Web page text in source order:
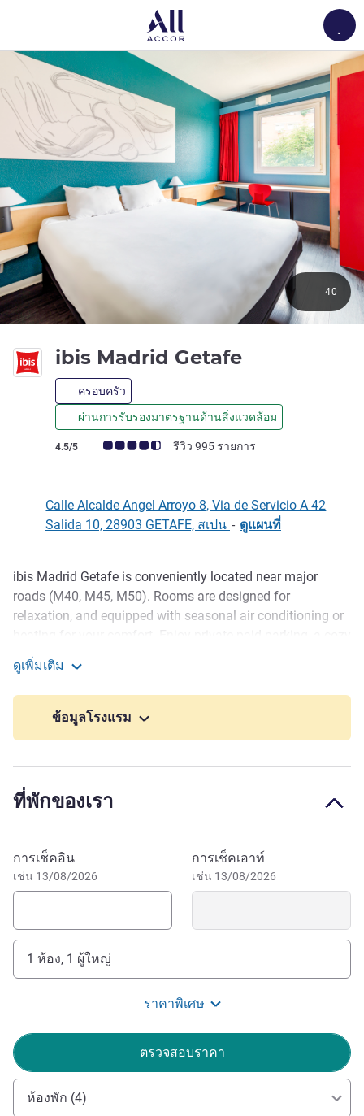
ibis Madrid Getafe
ครอบครัว
ผ่านการรับรองมาตรฐานด้านสิ่งแวดล้อม
คะแนนความคิดเห็นจากแขก (เรทติ้งบน ALL)
4.5/5 รีวิว 995 รายการ
40
Calle Alcalde Angel Arroyo 8, Via de Servicio A 42
Salida 10, 28903 GETAFE, สเปน - ดูแผนที่
รายละเอียด
ibis Madrid Getafe is conveniently located near major
roads (M40, M45, M50). Rooms are designed for
relaxation, and equipped with seasonal air conditioning or
bar-restaurant to unwind, and a generous sweet and savory
breakfast each morning!
Ibis Madrid Getafe is ideal for exploring southern Madrid.
Near the A42 expressway, top shopping centers, and
airport. Ideal for family stays.
Warner Bros. Park:15 min
the Hotel Ibis Madrid Getafe, located just 12 km from
Madrid. Enjoy a happy stay after a long day of work or
leisure. Feel Welcome!
ดูเพิ่มเติม
ข้อมูลโรงแรม
ที่พักของเรา
จองโรงแรมนี้
การเช็คอิน
เช่น 13/08/2026
การเช็คเอาท์
เช่น 13/08/2026
1 ห้อง, 1 ผู้ใหญ่
ราคาพิเศษ
ตรวจสอบราคา
ห้องพัก (4)